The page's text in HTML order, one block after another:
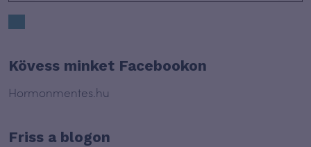
Kövess minket Facebookon
Hormonmentes.hu
Friss a blogon